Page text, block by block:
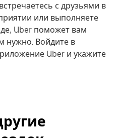
с друзьями в
или выполняете
Uber поможет вам
нужно. Войдите в
Uber и укажите